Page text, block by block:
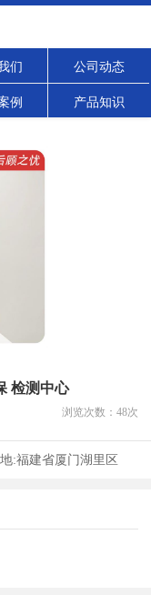
们 公司动态
例 产品知识
检测中心
浏览次数： 48次
:福建省厦门湖里区